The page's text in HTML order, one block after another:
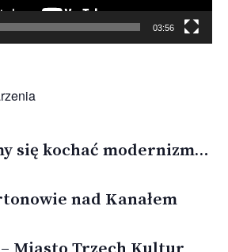
03:56
się kochać modernizm…
nad Kanałem